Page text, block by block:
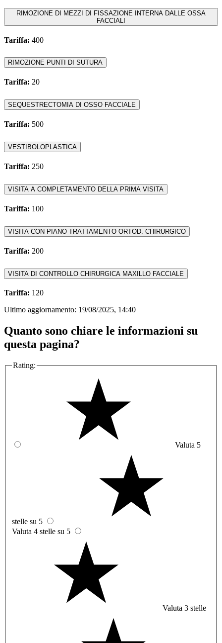
RIMOZIONE DI MEZZI DI FISSAZIONE INTERNA DALLE OSSA
FACCIALI
Tariffa: 400
RIMOZIONE PUNTI DI SUTURA
Tariffa: 20
SEQUESTRECTOMIA DI OSSO FACCIALE
Tariffa: 500
VESTIBOLOPLASTICA
Tariffa: 250
VISITA A COMPLETAMENTO DELLA PRIMA VISITA
Tariffa: 100
VISITA CON PIANO TRATTAMENTO ORTOD. CHIRURGICO
Tariffa: 200
VISITA DI CONTROLLO CHIRURGICA MAXILLO FACCIALE
Tariffa: 120
Ultimo aggiornamento: 19/08/2025, 14:40
Quanto sono chiare le informazioni su
questa pagina?
Rating:
Valuta 5
stelle su 5
Valuta 4 stelle su 5
Valuta 3 stelle